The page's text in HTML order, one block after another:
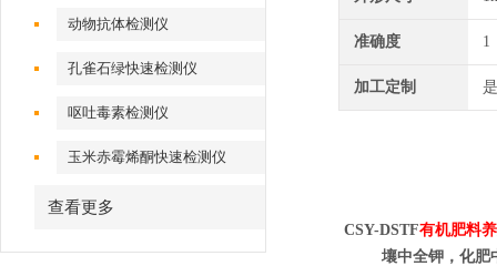
动物抗体检测仪
孔雀石绿快速检测仪
呕吐毒素检测仪
玉米赤霉烯酮快速检测仪
查看更多
准确度 1
加工定制 是
CSY-DSTF有机肥料
壤中全钾，化肥